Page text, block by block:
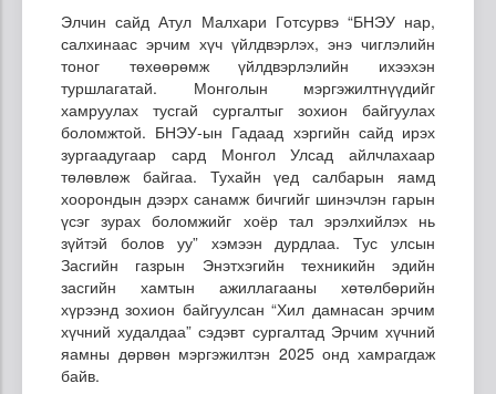
Элчин сайд Атул Малхари Готсурвэ “БНЭУ нар,
салхинаас эрчим хүч үйлдвэрлэх, энэ чиглэлийн
тоног төхөөрөмж үйлдвэрлэлийн ихээхэн
туршлагатай. Монголын мэргэжилтнүүдийг
хамруулах тусгай сургалтыг зохион байгуулах
боломжтой. БНЭУ-ын Гадаад хэргийн сайд ирэх
зургаадугаар сард Монгол Улсад айлчлахаар
төлөвлөж байгаа. Тухайн үед салбарын яамд
хоорондын дээрх санамж бичгийг шинэчлэн гарын
үсэг зурах боломжийг хоёр тал эрэлхийлэх нь
зүйтэй болов уу” хэмээн дурдлаа. Тус улсын
Засгийн газрын Энэтхэгийн техникийн эдийн
засгийн хамтын ажиллагааны хөтөлбөрийн
хүрээнд зохион байгуулсан “Хил дамнасан эрчим
хүчний худалдаа” сэдэвт сургалтад Эрчим хүчний
яамны дөрвөн мэргэжилтэн 2025 онд хамрагдаж
байв.